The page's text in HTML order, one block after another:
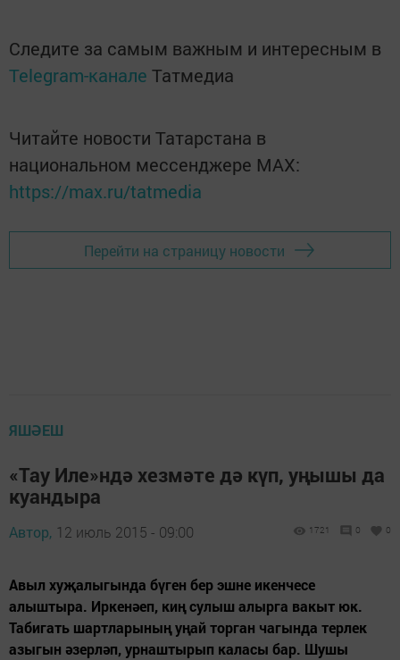
Следите за самым важным и интересным в
Telegram-канале Татмедиа
Читайте новости Татарстана в
национальном мессенджере MАХ:
https://max.ru/tatmedia
Перейти на страницу новости
ЯШӘЕШ
«Тау Иле»ндә хезмәте дә күп, уңышы да
куандыра
Автор, 12 июль 2015 - 09:00 1721 0 0
Авыл хуҗалыгында бүген бер эшне икенчесе
алыштыра. Иркенәеп, киң сулыш алырга вакыт юк.
Табигать шартларының уңай торган чагында терлек
азыгын әзерләп, урнаштырып каласы бар. Шушы